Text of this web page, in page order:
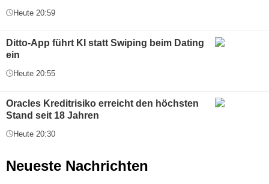
Heute 20:59
Ditto-App führt KI statt Swiping beim Dating
ein
Heute 20:55
Oracles Kreditrisiko erreicht den höchsten
Stand seit 18 Jahren
Heute 20:30
Neueste Nachrichten